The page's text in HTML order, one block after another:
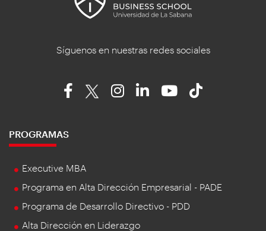
Síguenos en nuestras redes sociales
PROGRAMAS
Executive MBA
Programa en Alta Dirección Empresarial - PADE
Programa de Desarrollo Directivo - PDD
Alta Dirección en Liderazgo